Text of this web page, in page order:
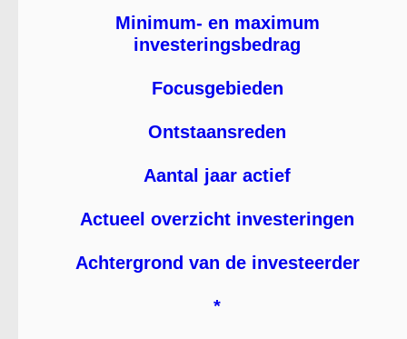
Minimum- en maximum
investeringsbedrag
Focusgebieden
Ontstaansreden
Aantal jaar actief
Actueel overzicht investeringen
Achtergrond van de investeerder
*